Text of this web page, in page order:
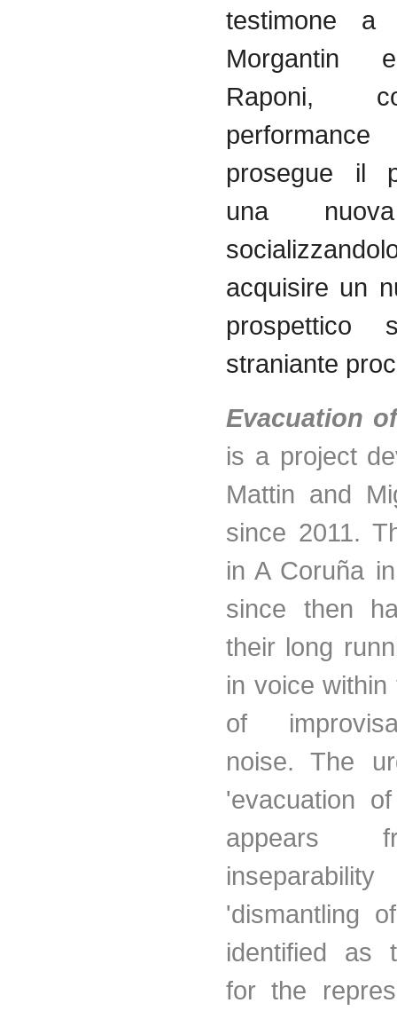
testimone a
Morgantin
Raponi,
prosegue il
una
acquisire un
prospettico
straniante
Evacuation
is a project
Mattin and
since 2011.
in A Coruña
since then
their long
in voice
of
noise. The
'evacuation
appears
'dismantling
identified as
for the